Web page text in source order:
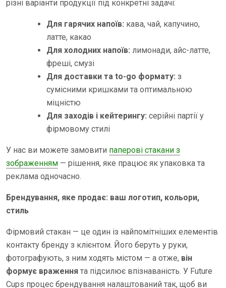
різні варіанти продукції під конкретні задачі:
Для гарячих напоїв: кава, чай, капучино,
латте, какао
Для холодних напоїв: лимонади, айс-латте,
фреші, смузі
Для доставки та to-go формату: з
сумісними кришками та оптимальною
міцністю
Для заходів і кейтерингу: серійні партії у
фірмовому стилі
У нас ви можете замовити паперові стакани з
зображенням — рішення, яке працює як упаковка та
реклама одночасно.
Брендування, яке продає: ваш логотип, кольори,
стиль
Фірмовий стакан — це один із найпомітніших елементів
контакту бренду з клієнтом. Його беруть у руки,
фотографують, з ним ходять містом — а отже, він
формує враження та підсилює впізнаваність. У Future
Cups процес брендування налаштований так, щоб ви